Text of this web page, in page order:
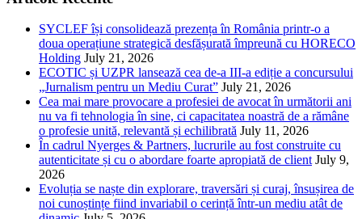
SYCLEF își consolidează prezența în România printr-o a
doua operațiune strategică desfășurată împreună cu HORECO
Holding July 21, 2026
ECOTIC și UZPR lansează cea de-a III-a ediție a concursului
„Jurnalism pentru un Mediu Curat” July 21, 2026
Cea mai mare provocare a profesiei de avocat în următorii ani
nu va fi tehnologia în sine, ci capacitatea noastră de a rămâne
o profesie unită, relevantă și echilibrată July 11, 2026
În cadrul Nyerges & Partners, lucrurile au fost construite cu
autenticitate și cu o abordare foarte apropiată de client July 9,
2026
Evoluția se naște din explorare, traversări și curaj, însușirea de
noi cunoștințe fiind invariabil o cerință într-un mediu atât de